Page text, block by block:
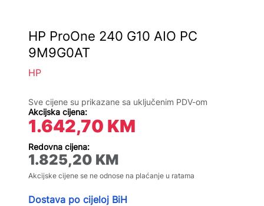
HP ProOne 240 G10 AIO PC
9M9G0AT
HP
Sve cijene su prikazane sa uključenim PDV-om
Akcijska cijena:
1.642,70 KM
Redovna cijena:
1.825,20 KM
Akcijske cijene se ne odnose na plaćanje u ratama
Dostava po cijeloj BiH